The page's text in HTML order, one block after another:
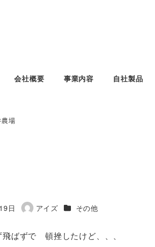
会社概要 事業内容 自社製品
場
日
著
アイズ カテゴリー
その他
ばずで 頓挫したけど、、、